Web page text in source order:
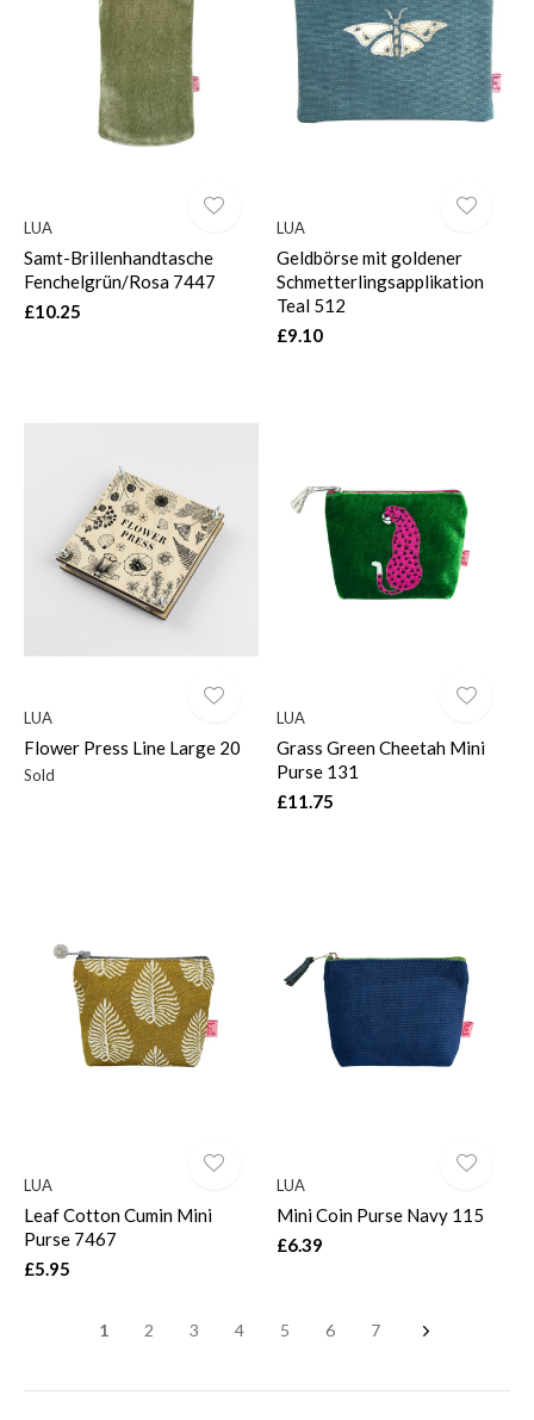
LUA
Samt-Brillenhandtasche
Fenchelgrün/Rosa 7447
£10.25
LUA
Geldbörse mit goldener
Schmetterlingsapplikation
Teal 512
£9.10
LUA
Flower Press Line Large 20
Sold
LUA
Grass Green Cheetah Mini
Purse 131
£11.75
LUA
Leaf Cotton Cumin Mini
Purse 7467
£5.95
LUA
Mini Coin Purse Navy 115
£6.39
1 2 3 4 5 6 7